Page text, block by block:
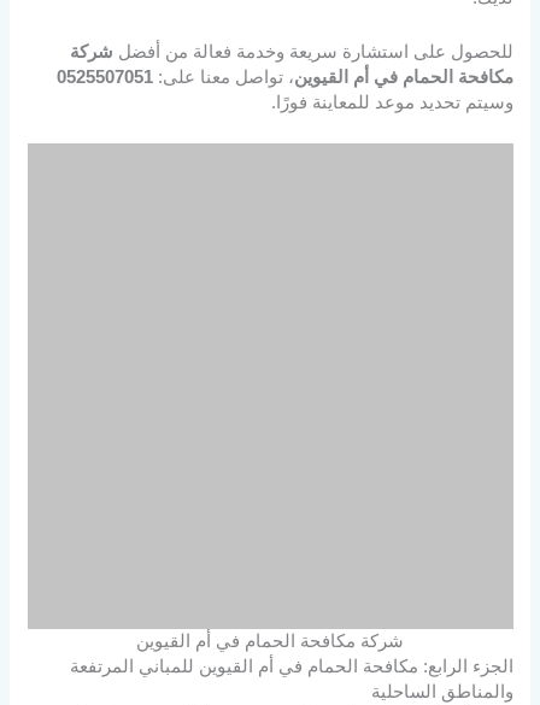
للحصول على استشارة سريعة وخدمة فعالة من أفضل شركة
مكافحة الحمام في أم القيوين، تواصل معنا على:0525507051
وسيتم تحديد موعد للمعاينة فورًا.
شركة مكافحة الحمام في أم القيوين
الجزء الرابع: مكافحة الحمام في أم القيوين للمباني المرتفعة
والمناطق الساحلية